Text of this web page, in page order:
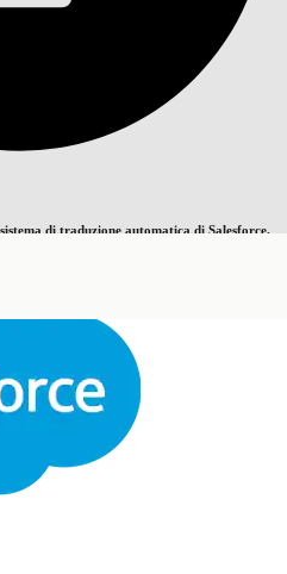
di traduzione automatica di Salesforce.